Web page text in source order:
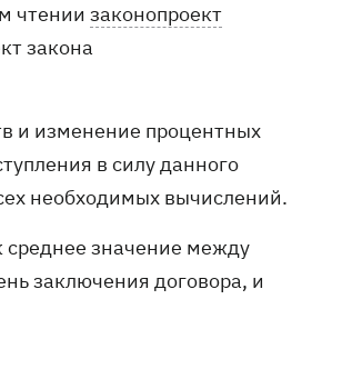
чтении законопроект
закона
и изменение процентных
в силу данного
необходимых вычислений.
среднее значение между
заключения договора, и